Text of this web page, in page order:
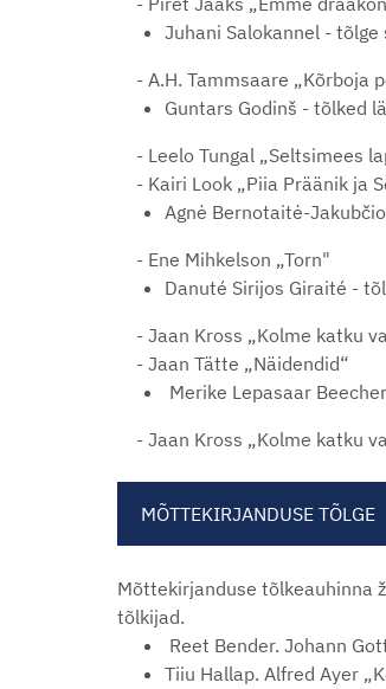
Juhani Salokannel - tõlge
- A.H. Tammsaare „Kõrboja
Guntars Godinš - tõlked
- Leelo Tungal „Seltsimees
- Kairi Look „Piia Präänik ja
Agnė Bernotaitė-
- Ene Mihkelson „Torn"
Danuté Sirijos Giraité -
- Jaan Kross „Kolme
- Jaan Tätte „Näidendid“
Merike Lepasaar
- Jaan Kross „Kolme katku
MÕTTEKIRJANDUSE TÕLGE
Mõttekirjanduse tõlkeauhinna
tõlkijad.
Reet Bender. Johann
Tiiu Hallap. Alfred Ayer